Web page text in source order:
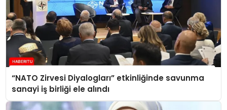
“NATO Zirvesi Diyalogları” etkinliğinde savunma
sanayi iş birliği ele alındı